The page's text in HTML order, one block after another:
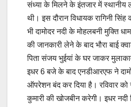
संध्या के मिलने के इंतजार में स्थानीय
थी। इस दौरान विधायक रागिनी सिंह
भी दामोदर नदी के मोहलबनी मुक्ति
की जानकारी लेने के बाद भौरा बाई
पिता संजय भुईयां के घर जाकर
इधर 6 बजे के बाद एनडीआरएफ ने
ऑपरेशन बंद कर दिया है। रविवार
कुमारी की खोजबीन करेगी। इधर नदी